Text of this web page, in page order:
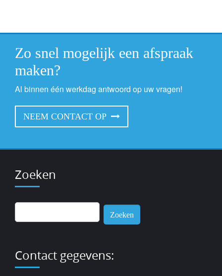
Zo snel mogelijk een afspraak
maken?
Al binnen één werkdag antwoord op uw vragen!
NEEM CONTACT OP
Zoeken
Zoeken
naar:
Contact gegevens: